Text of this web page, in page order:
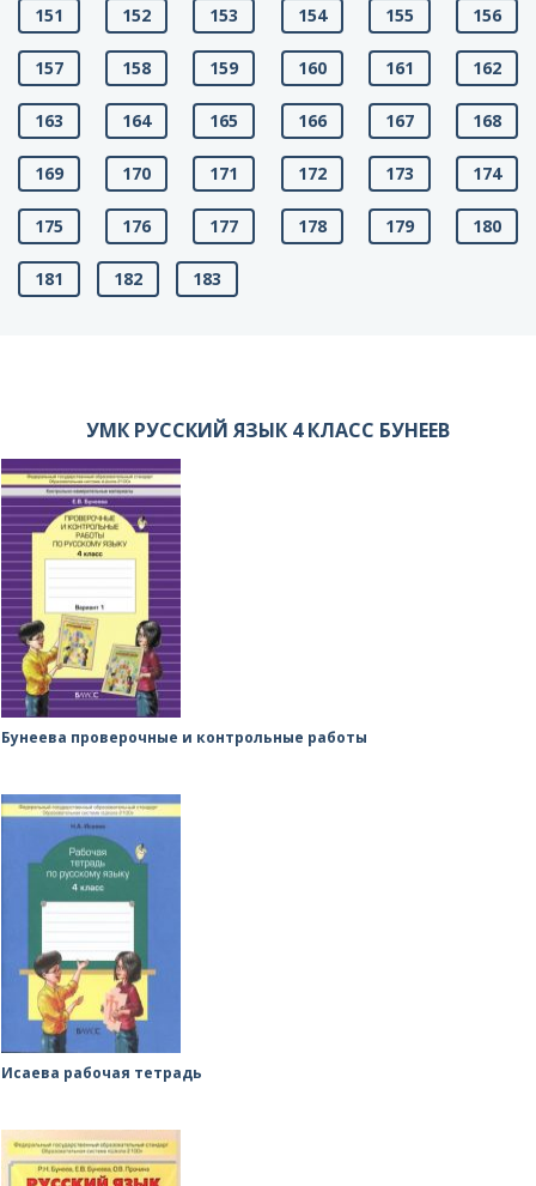
151 152 153 154 155 156
157 158 159 160 161 162
163 164 165 166 167 168
169 170 171 172 173 174
175 176 177 178 179 180
181 182 183
УМК РУССКИЙ ЯЗЫК 4 КЛАСС БУНЕЕВ
Бунеева проверочные и контрольные работы
Исаева рабочая тетрадь